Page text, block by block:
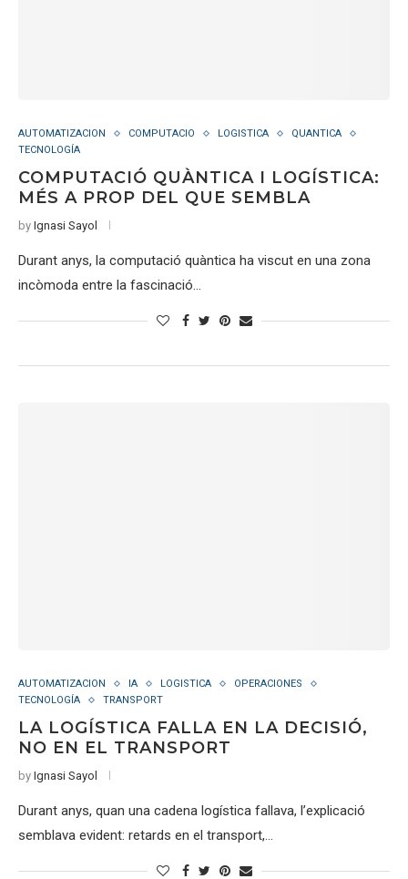
AUTOMATIZACION COMPUTACIO LOGISTICA
QUANTICA
TECNOLOGÍA
COMPUTACIÓ QUÀNTICA I LOGÍSTICA:
MÉS A PROP DEL QUE SEMBLA
by Ignasi Sayol
Durant anys, la computació quàntica ha viscut en una zona
incòmoda entre la fascinació…
AUTOMATIZACION IA LOGISTICA
OPERACIONES
TECNOLOGÍA
TRANSPORT
LA LOGÍSTICA FALLA EN LA DECISIÓ,
NO EN EL TRANSPORT
by Ignasi Sayol
Durant anys, quan una cadena logística fallava, l’explicació
semblava evident: retards en el transport,…